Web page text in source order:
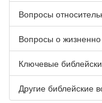
Вопросы
Вопросы о
Ключевые
Другие библейские